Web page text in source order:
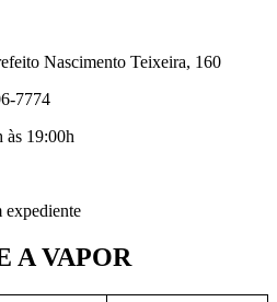
Nascimento Teixeira, 160
7774
às 19:00h
expediente
A VAPOR